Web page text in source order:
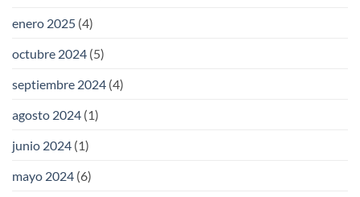
enero 2025 (4)
octubre 2024 (5)
septiembre 2024 (4)
agosto 2024 (1)
junio 2024 (1)
mayo 2024 (6)